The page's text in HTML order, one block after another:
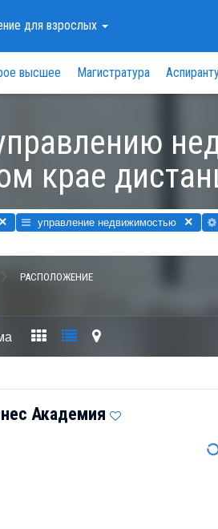
для взрослых
высшее Магистратура
крае
× управление недвижимостью ×
РАСПОЛОЖЕНИЕ
Академия